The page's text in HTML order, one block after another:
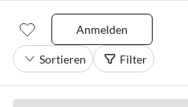
Anmelden
Sortieren Filter